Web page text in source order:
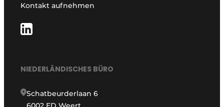
Kontakt aufnehmen
NIEDERLÄNDISCHES BÜRO
Schatbeurderlaan 6